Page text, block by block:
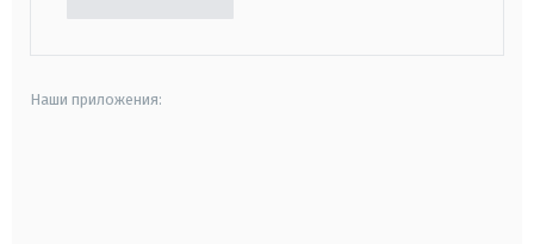
Наши приложения: